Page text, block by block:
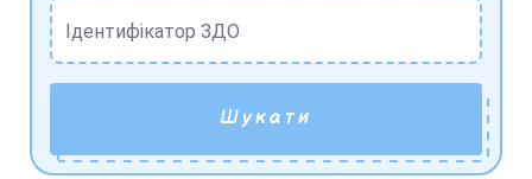
Ідентифікатор ЗДО
Шукати